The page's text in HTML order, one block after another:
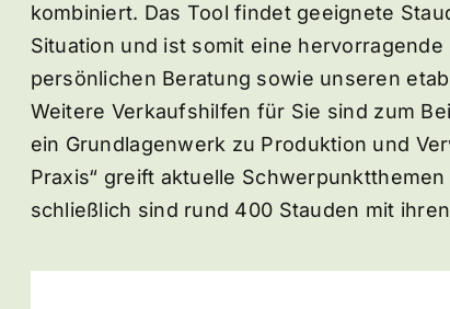
kombiniert. Das Tool findet geeignete
Situation und ist somit eine
persönlichen Beratung sowie unseren
Weitere Verkaufshilfen für Sie sind zum
ein Grundlagenwerk zu Produktion und
Praxis“ greift aktuelle Schwerpunktthemen
schließlich sind rund 400 Stauden mit